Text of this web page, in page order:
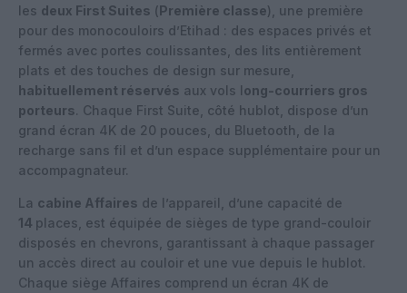
les deux First Suites (Première classe), une première
pour des monocouloirs d’Etihad : des espaces privés et
fermés avec portes coulissantes, des lits entièrement
plats et des touches de design sur mesure,
habituellement réservés aux vols long-courriers gros
porteurs. Chaque First Suite, côté hublot, dispose d’un
grand écran 4K de 20 pouces, du Bluetooth, de la
recharge sans fil et d’un espace supplémentaire pour un
accompagnateur.
La cabine Affaires de l’appareil, d’une capacité de
14 places, est équipée de sièges de type grand-couloir
disposés en chevrons, garantissant à chaque passager
un accès direct au couloir et une vue depuis le hublot.
Chaque siège Affaires comprend un écran 4K de